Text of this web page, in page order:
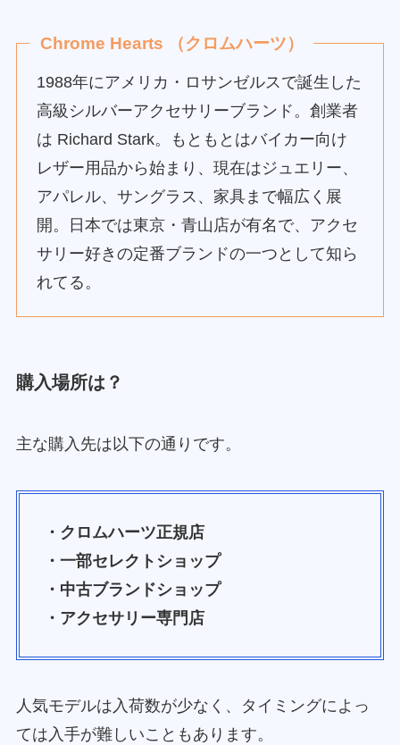
Chrome Hearts （クロムハーツ）
1988年にアメリカ・ロサンゼルスで誕生した
高級シルバーアクセサリーブランド。創業者
は Richard Stark。もともとはバイカー向け
レザー用品から始まり、現在はジュエリー、
アパレル、サングラス、家具まで幅広く展
開。日本では東京・青山店が有名で、アクセ
サリー好きの定番ブランドの一つとして知ら
れてる。
購入場所は？
主な購入先は以下の通りです。
・クロムハーツ正規店
・一部セレクトショップ
・中古ブランドショップ
・アクセサリー専門店
人気モデルは入荷数が少なく、タイミングによっ
ては入手が難しいこともあります。